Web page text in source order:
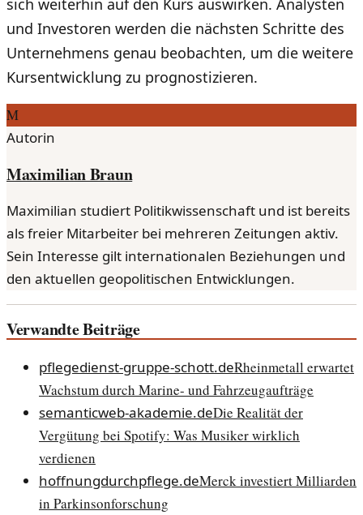
und Investoren werden die nächsten Schritte des
Unternehmens genau beobachten, um die weitere
Kursentwicklung zu prognostizieren.
M
Autorin
Maximilian Braun
Maximilian studiert Politikwissenschaft und ist bereits
als freier Mitarbeiter bei mehreren Zeitungen aktiv.
Sein Interesse gilt internationalen Beziehungen und
den aktuellen geopolitischen Entwicklungen.
Verwandte Beiträge
pflegedienst-gruppe-schott.deRheinmetall erwartet
Wachstum durch Marine- und Fahrzeugaufträge
semanticweb-akademie.deDie Realität der
Vergütung bei Spotify: Was Musiker wirklich
verdienen
hoffnungdurchpflege.deMerck investiert Milliarden
in Parkinsonforschung